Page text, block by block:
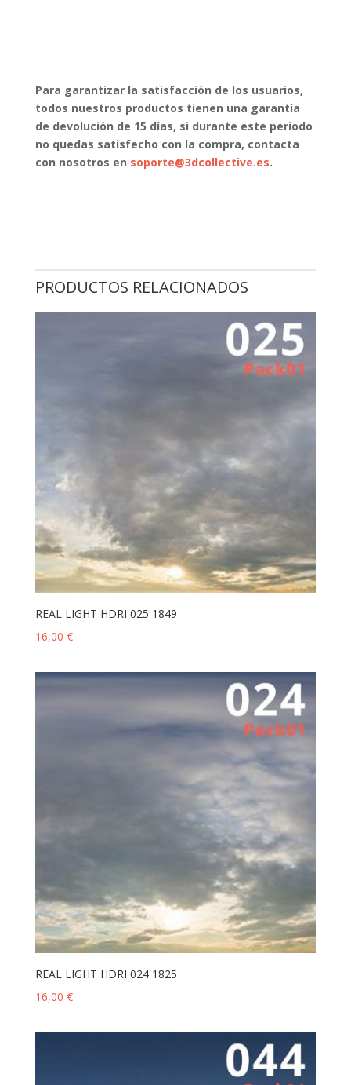
Para garantizar la satisfacción de los usuarios,
todos nuestros productos tienen una garantía
de devolución de 15 días, si durante este periodo
no quedas satisfecho con la compra, contacta
con nosotros en soporte@3dcollective.es.
PRODUCTOS RELACIONADOS
REAL LIGHT HDRI 025 1849
16,00 €
REAL LIGHT HDRI 024 1825
16,00 €